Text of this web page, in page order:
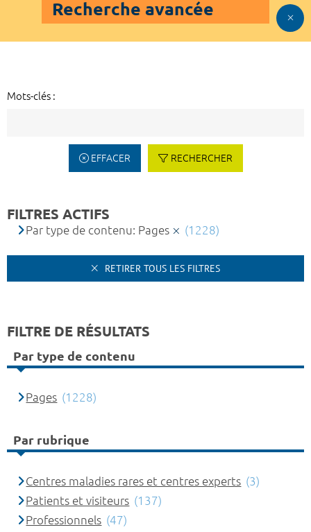
Recherche avancée
Mots-clés :
EFFACER RECHERCHER
FILTRES ACTIFS
Par type de contenu: Pages (1228)
RETIRER TOUS LES FILTRES
FILTRE DE RÉSULTATS
Par type de contenu
Pages (1228)
Par rubrique
Centres maladies rares et centres experts (3)
Patients et visiteurs (137)
Professionnels (47)